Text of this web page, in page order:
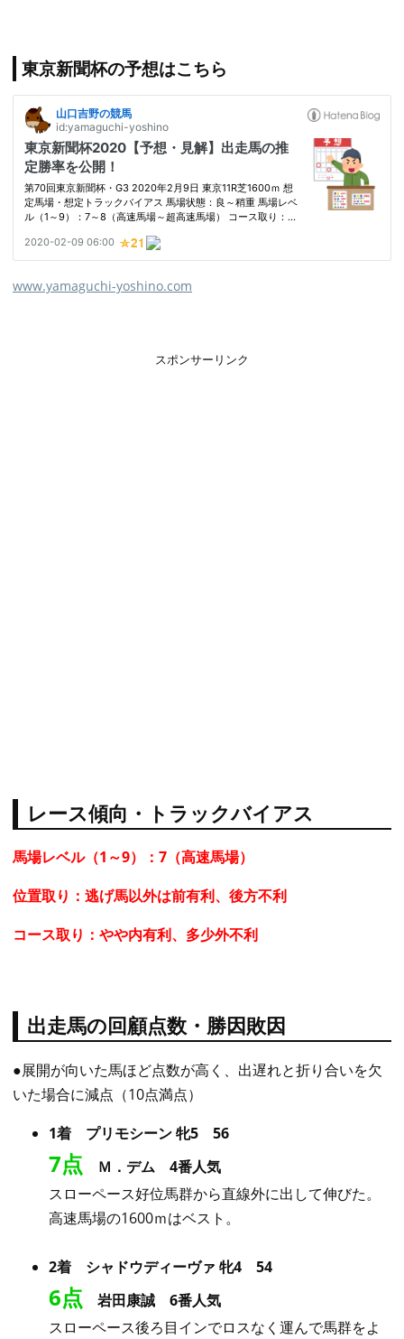
東京新聞杯の予想はこちら
www.yamaguchi-yoshino.com
スポンサーリンク
レース傾向・トラックバイアス
馬場レベル（1～9）：7（高速馬場）
位置取り：逃げ馬以外は前有利、後方不利
コース取り：やや内有利、多少外不利
出走馬の回顧点数・勝因敗因
●展開が向いた馬ほど点数が高く、出遅れと折り合いを欠
いた場合に減点（10点満点）
1着 プリモシーン 牝5 56
7点 Ｍ．デム 4番人気
スローペース好位馬群から直線外に出して伸びた。
高速馬場の1600ｍはベスト。
2着 シャドウディーヴァ 牝4 54
6点 岩田康誠 6番人気
スローペース後ろ目インでロスなく運んで馬群をよ